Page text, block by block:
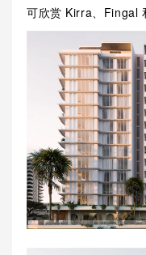
可欣赏 Kirra、Fingal